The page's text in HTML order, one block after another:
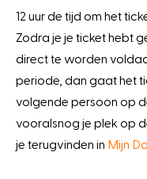
12 uur de tijd om het
Zodra je je ticket hebt
direct te worden
periode, dan gaat het
volgende persoon op
vooralsnog je plek op
je terugvinden in Mijn